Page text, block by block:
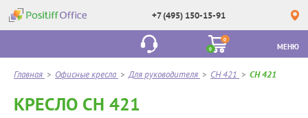
+7 (495) 150-15-91
0
0
МЕНЮ
Главная > Офисные кресла >Для руководителя > CH 421 > CH 421
КРЕСЛО CH 421